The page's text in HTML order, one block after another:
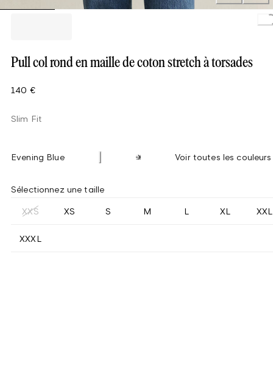
Pull col rond en maille de coton stretch à torsades
140 €
Slim Fit
Evening Blue Voir toutes les couleurs
Sélectionnez une taille
XXS XS S M L XL XXL
XXXL